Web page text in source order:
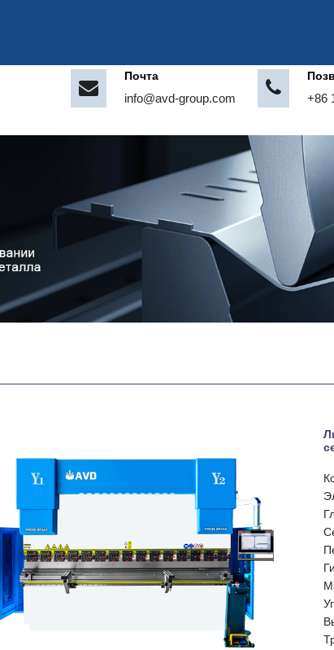
Почта
info@avd-group.com +86